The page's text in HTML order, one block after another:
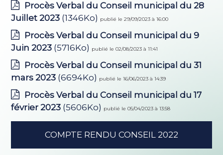
Procès Verbal du Conseil municipal du 28
Juillet 2023 (1346Ko) publié le 29/09/2023 à 16:00
Procès Verbal du Conseil municipal du 9
Juin 2023 (5716Ko) publié le 02/08/2023 à 11:41
Procès Verbal du Conseil municipal du 31
mars 2023 (6694Ko) publié le 16/06/2023 à 14:39
Procès Verbal du Conseil municipal du 17
février 2023 (5606Ko) publié le 05/04/2023 à 13:58
COMPTE RENDU CONSEIL 2022